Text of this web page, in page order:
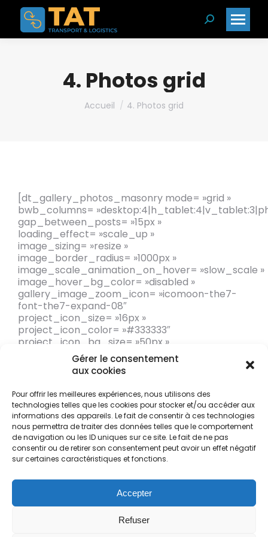
Gérer le consentement
aux cookies
Pour offrir les meilleures expériences, nous utilisons des
technologies telles que les cookies pour stocker et/ou accéder aux
informations des appareils. Le fait de consentir à ces technologies
nous permettra de traiter des données telles que le comportement
de navigation ou les ID uniques sur ce site. Le fait de ne pas
consentir ou de retirer son consentement peut avoir un effet négatif
sur certaines caractéristiques et fonctions.
Accepter
Refuser
Search:
4. Photos grid
Vous êtes ici :
Accueil 4. Photos grid
[dt_gallery_photos_masonry mode= »grid »
bwb_columns=
gap_between_posts= »15px »
loading_effect= »scale_up »
image_sizing= »resize »
image_border_radius= »1000px »
image_scale_animation_on_hover= »slow_scale »
image_hover_bg_color= »disabled »
gallery_image_zoom_icon= »icomoon-the7-
font-the7-expand-08″
project_icon_size= »16px »
project_icon_color= »#333333″
project_icon_bg_size= »50px »
project_icon_bg= »y »
project_icon_bg_color= »#ffffff »
project_icon_border_width= »0px »
loading_mode= »js_pagination »
jsp_posts_per_page= »12″ category= » »]
© TAT Transport & Logistics - 2024. All rights reserved par